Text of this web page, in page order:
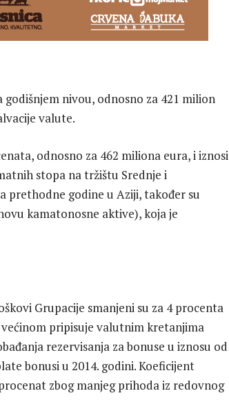
nivou, odnosno za 421 milion
valute.
odnosno za 462 miliona eura, i iznosi
stopa na tržištu Srednje i
prethodne godine u Aziji, također su
kamatonosne aktive), koja je
Grupacije smanjeni su za 4 procenta
većinom pripisuje valutnim kretanjima
rezervisanja za bonuse u iznosu od
bonusi u 2014. godini. Koeficijent
zbog manjeg prihoda iz redovnog